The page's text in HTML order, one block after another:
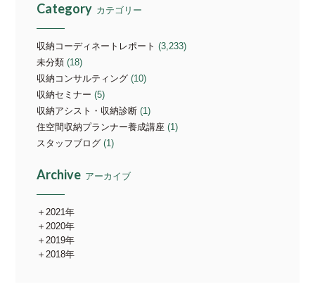
Category カテゴリー
収納コーディネートレポート (3,233)
未分類 (18)
収納コンサルティング (10)
収納セミナー (5)
収納アシスト・収納診断 (1)
住空間収納プランナー養成講座 (1)
スタッフブログ (1)
Archive アーカイブ
2021年
2020年
2019年
2018年